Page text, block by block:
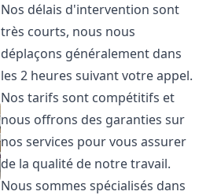
Nos délais d'intervention sont
très courts, nous nous
déplaçons généralement dans
les 2 heures suivant votre appel.
Nos tarifs sont compétitifs et
nous offrons des garanties sur
nos services pour vous assurer
de la qualité de notre travail.
Nous sommes spécialisés dans